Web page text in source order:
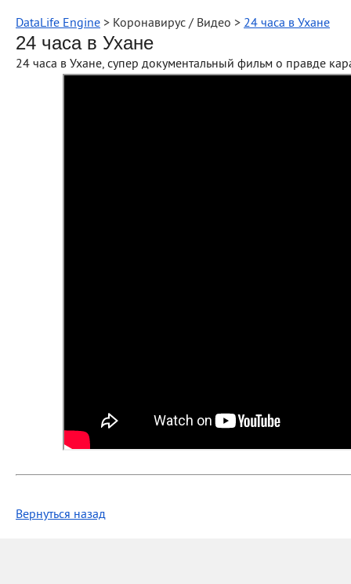
DataLife Engine > Коронавирус / Видео > 24 часа в Ухане
24 часа в Ухане
24 часа в Ухане, супер документальный фильм о правде
Вернуться назад